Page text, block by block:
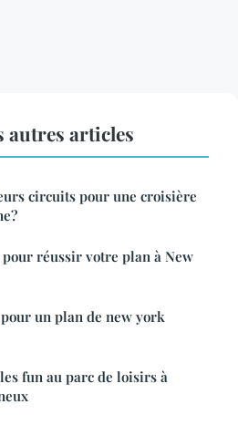
articles
circuits pour une croisière
pour réussir votre plan à New
un plan de new york
fun au parc de loisirs à